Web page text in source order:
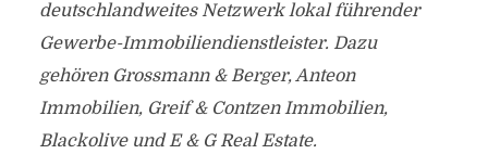
deutschlandweites Netzwerk lokal führender
Gewerbe-Immobiliendienstleister. Dazu
gehören Grossmann & Berger, Anteon
Immobilien, Greif & Contzen Immobilien,
Blackolive und E & G Real Estate.